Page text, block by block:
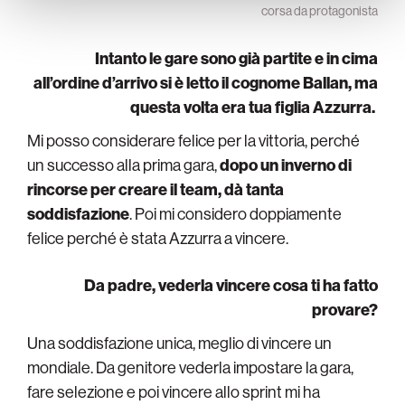
corsa da protagonista
Intanto le gare sono già partite e in cima
all’ordine d’arrivo si è letto il cognome Ballan, ma
questa volta era tua figlia Azzurra.
Mi posso considerare felice per la vittoria, perché
un successo alla prima gara,dopo un inverno di
rincorse per creare il team, dà tanta
soddisfazione. Poi mi considero doppiamente
felice perché è stata Azzurra a vincere.
Da padre, vederla vincere cosa ti ha fatto
provare?
Una soddisfazione unica, meglio di vincere un
mondiale. Da genitore vederla impostare la gara,
fare selezione e poi vincere allo sprint mi ha